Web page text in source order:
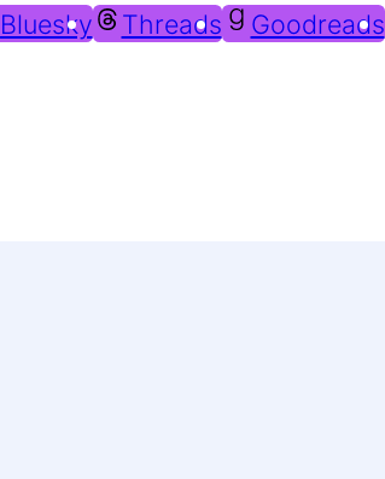
Bluesky Threads Goodreads